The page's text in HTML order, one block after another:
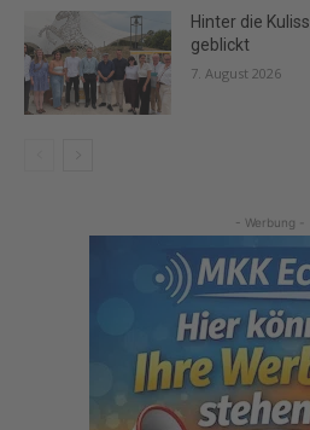
Hinter die
geblickt
7. August 2026
- Werbung -